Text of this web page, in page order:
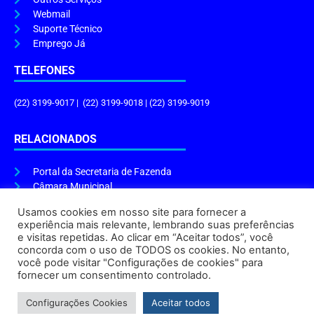
Webmail
Suporte Técnico
Emprego Já
TELEFONES
(22) 3199-9017 | (22) 3199-9018 | (22) 3199-9019
RELACIONADOS
Portal da Secretaria de Fazenda
Câmara Municipal
ENDEREÇO E HORÁRIO
Endereço:Praça Tiradentes, s/n – Centro, Cabo Frio – RJ, 28906-290
Atendimento do Protocolo Geral da Prefeitura:9h às 16h
Horário de Funcionamento:8h às 17h
Usamos cookies em nosso site para fornecer a
experiência mais relevante, lembrando suas preferências
e visitas repetidas. Ao clicar em “Aceitar todos”, você
concorda com o uso de TODOS os cookies. No entanto,
você pode visitar "Configurações de cookies" para
fornecer um consentimento controlado.
Configurações Cookies Aceitar todos